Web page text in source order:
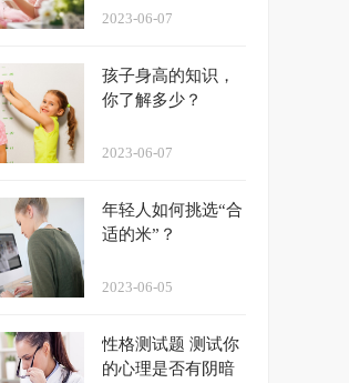
2023-06-07
孩子身高的知识，
你了解多少？
2023-06-07
年轻人如何挑选“合
适的米”？
2023-06-05
性格测试题 测试你
的心理是否有阴暗